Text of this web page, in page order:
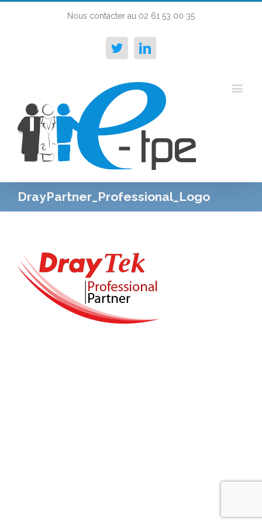
Nous contacter au 02 61 53 00 35
TwitterLinkedin
DrayPartner_Professional_Logo